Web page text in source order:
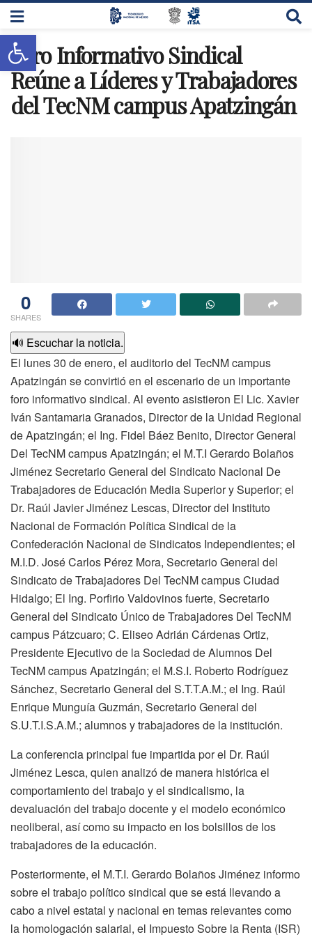
Foro Informativo Sindical
Reúne a Líderes y Trabajadores
del TecNM campus Apatzingán
0
SHARES
🔊 Escuchar la noticia.
El lunes 30 de enero, el auditorio del TecNM campus
Apatzingán se convirtió en el escenario de un importante
foro informativo sindical. Al evento asistieron El Lic. Xavier
Iván Santamaria Granados, Director de la Unidad Regional
de Apatzingán; el Ing. Fidel Báez Benito, Director General
Del TecNM campus Apatzingán; el M.T.I Gerardo Bolaños
Jiménez Secretario General del Sindicato Nacional De
Trabajadores de Educación Media Superior y Superior; el
Dr. Raúl Javier Jiménez Lescas, Director del Instituto
Nacional de Formación Política Sindical de la
Confederación Nacional de Sindicatos Independientes; el
M.I.D. José Carlos Pérez Mora, Secretario General del
Sindicato de Trabajadores Del TecNM campus Ciudad
Hidalgo; El Ing. Porfirio Valdovinos fuerte, Secretario
General del Sindicato Único de Trabajadores Del TecNM
campus Pátzcuaro; C. Eliseo Adrián Cárdenas Ortiz,
Presidente Ejecutivo de la Sociedad de Alumnos Del
TecNM campus Apatzingán; el M.S.I. Roberto Rodríguez
Sánchez, Secretario General del S.T.T.A.M.; el Ing. Raúl
Enrique Munguía Guzmán, Secretario General del
S.U.T.I.S.A.M.; alumnos y trabajadores de la institución.
La conferencia principal fue impartida por el Dr. Raúl
Jiménez Lesca, quien analizó de manera histórica el
comportamiento del trabajo y el sindicalismo, la
devaluación del trabajo docente y el modelo económico
neoliberal, así como su impacto en los bolsillos de los
trabajadores de la educación.
Posteriormente, el M.T.I. Gerardo Bolaños Jiménez informo
sobre el trabajo político sindical que se está llevando a
cabo a nivel estatal y nacional en temas relevantes como
la homologación salarial, el Impuesto Sobre la Renta (ISR)
Abrir barra de herramientas